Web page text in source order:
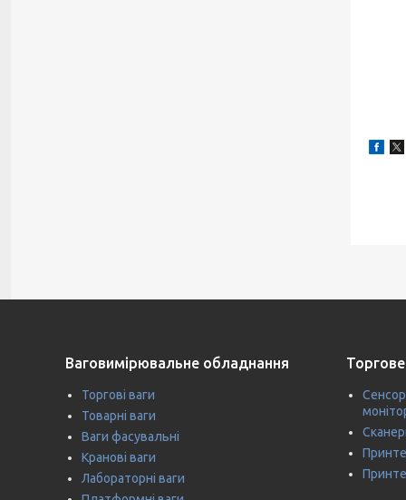
Ваговимірювальне обладнання
Торгові ваги
Товарні ваги
Ваги фасувальні
Кранові ваги
Лабораторні ваги